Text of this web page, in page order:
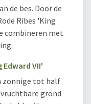
de bes. Door de
Ribes 'King
combineren met
Edward VII'
zonnige tot half
grond